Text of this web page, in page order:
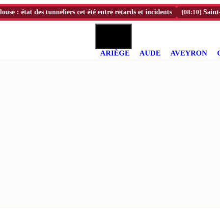
état des tunneliers cet été entre retards et incidents [08:10] Saint-
ARIÈGE AUDE AVEYRON